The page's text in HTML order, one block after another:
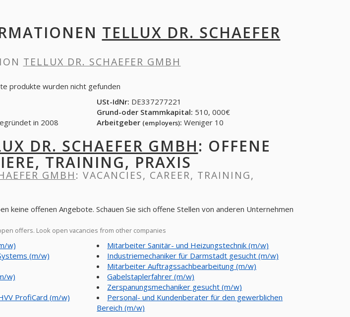
TELLUX DR. SCHAEFER
TELLUX DR. SCHAEFER GMBH
produkte wurden nicht gefunden
USt-IdNr: DE337277221
Grund-oder Stammkapital: 510, 000€
in 2008 Arbeitgeber (employers): Weniger 10
DR. SCHAEFER GMBH: OFFENE
TRAINING, PRAXIS
GMBH: VACANCIES, CAREER, TRAINING,
keine offenen Angebote. Schauen Sie sich offene Stellen von anderen Unternehmen
offers. Look open vacancies from other companies
w)
(m/w)
w)
ProfiCard (m/w)
Mitarbeiter Sanitär- und Heizungstechnik (m/w)
Industriemechaniker für Darmstadt gesucht (m/w)
Mitarbeiter Auftragssachbearbeitung (m/w)
Gabelstaplerfahrer (m/w)
Zerspanungsmechaniker gesucht (m/w)
Personal- und Kundenberater für den gewerblichen
Bereich (m/w)